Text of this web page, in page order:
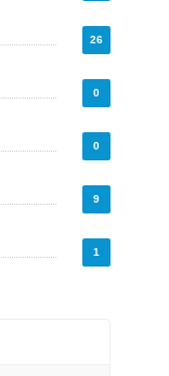
26
0
0
9
1